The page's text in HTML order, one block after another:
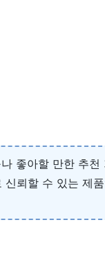
좋아할 만한 추
신뢰할 수 있는 제